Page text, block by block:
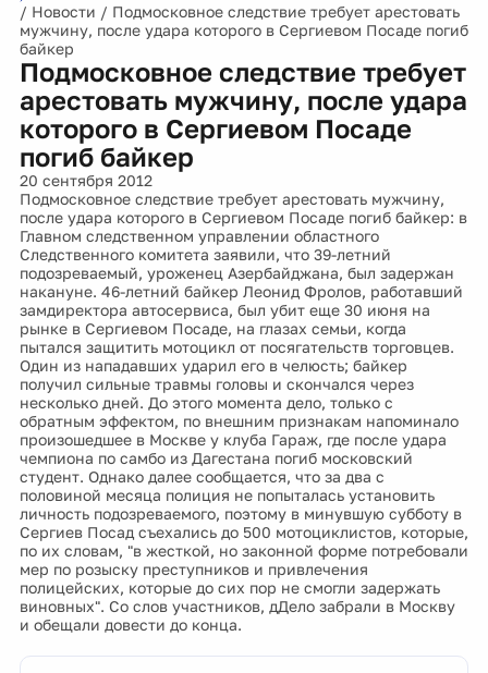
/ Новости / Подмосковное следствие требует арестовать
мужчину, после удара которого в Сергиевом Посаде погиб
байкер
Подмосковное следствие требует
арестовать мужчину, после удара
которого в Сергиевом Посаде
погиб байкер
20 сентября 2012
Подмосковное следствие требует арестовать мужчину,
после удара которого в Сергиевом Посаде погиб байкер: в
Главном следственном управлении областного
Следственного комитета заявили, что 39-летний
подозреваемый, уроженец Азербайджана, был задержан
накануне. 46-летний байкер Леонид Фролов, работавший
замдиректора автосервиса, был убит еще 30 июня на
рынке в Сергиевом Посаде, на глазах семьи, когда
пытался защитить мотоцикл от посягательств торговцев.
Один из нападавших ударил его в челюсть; байкер
получил сильные травмы головы и скончался через
несколько дней. До этого момента дело, только с
обратным эффектом, по внешним признакам напоминало
произошедшее в Москве у клуба Гараж, где после удара
чемпиона по самбо из Дагестана погиб московский
студент. Однако далее сообщается, что за два с
половиной месяца полиция не попыталась установить
личность подозреваемого, поэтому в минувшую субботу в
Сергиев Посад съехались до 500 мотоциклистов, которые,
по их словам, "в жесткой, но законной форме потребовали
мер по розыску преступников и привлечения
полицейских, которые до сих пор не смогли задержать
виновных". Со слов участников, дДело забрали в Москву
и обещали довести до конца.